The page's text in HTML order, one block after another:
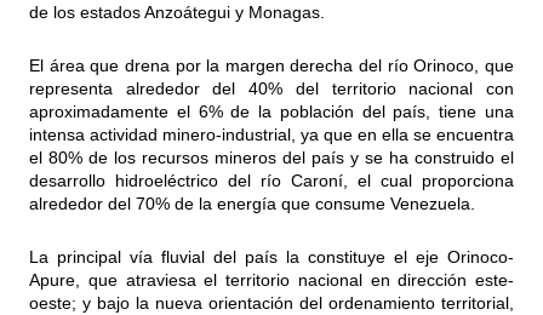
de los estados Anzoátegui y Monagas.
El área que drena por la margen derecha del río Orinoco, que
representa alrededor del 40% del territorio nacional con
aproximadamente el 6% de la población del país, tiene una
intensa actividad minero-industrial, ya que en ella se encuentra
el 80% de los recursos mineros del país y se ha construido el
desarrollo hidroeléctrico del río Caroní, el cual proporciona
alrededor del 70% de la energía que consume Venezuela.
La principal vía fluvial del país la constituye el eje Orinoco-
Apure, que atraviesa el territorio nacional en dirección este-
oeste; y bajo la nueva orientación del ordenamiento territorial,